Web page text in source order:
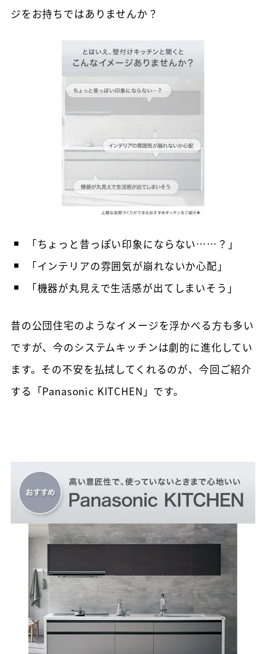
ジをお持ちではありませんか？
「ちょっと昔っぽい印象にならない……？」
「インテリアの雰囲気が崩れないか心配」
「機器が丸見えで生活感が出てしまいそう」
昔の公団住宅のようなイメージを浮かべる方も多い
ですが、今のシステムキッチンは劇的に進化してい
ます。その不安を払拭してくれるのが、今回ご紹介
する「Panasonic KITCHEN」です。